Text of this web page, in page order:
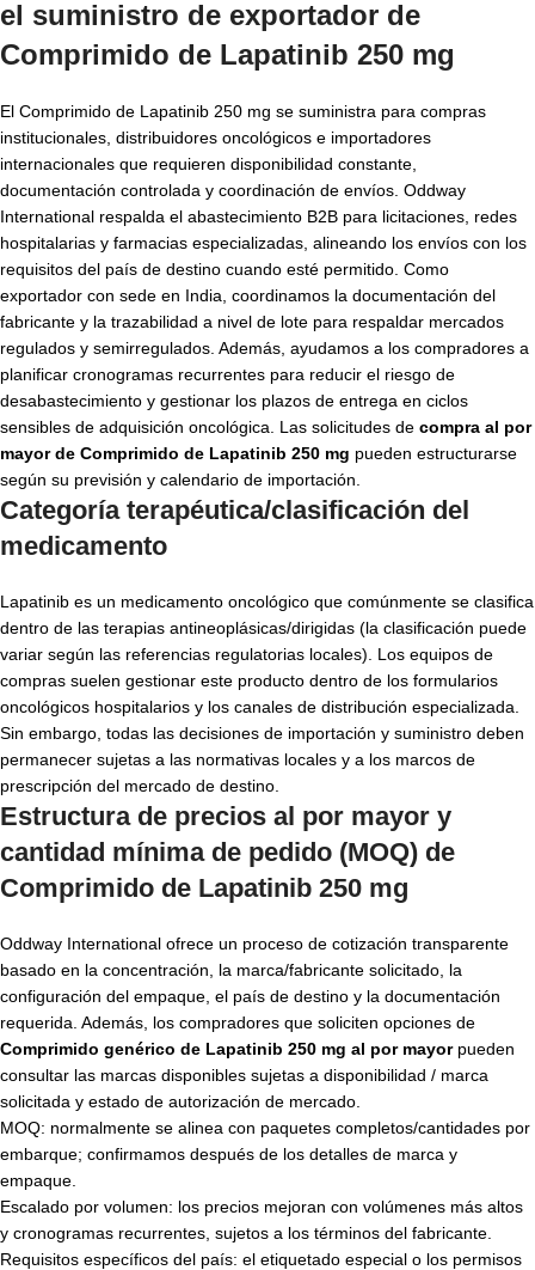
el suministro de exportador de
Comprimido de Lapatinib 250 mg
El Comprimido de Lapatinib 250 mg se suministra para compras
institucionales, distribuidores oncológicos e importadores
internacionales que requieren disponibilidad constante,
documentación controlada y coordinación de envíos. Oddway
International respalda el abastecimiento B2B para licitaciones, redes
hospitalarias y farmacias especializadas, alineando los envíos con los
requisitos del país de destino cuando esté permitido. Como
exportador con sede en India, coordinamos la documentación del
fabricante y la trazabilidad a nivel de lote para respaldar mercados
regulados y semirregulados. Además, ayudamos a los compradores a
planificar cronogramas recurrentes para reducir el riesgo de
desabastecimiento y gestionar los plazos de entrega en ciclos
sensibles de adquisición oncológica. Las solicitudes de compra al por
mayor de Comprimido de Lapatinib 250 mg pueden estructurarse
según su previsión y calendario de importación.
Categoría terapéutica/clasificación del
medicamento
Lapatinib es un medicamento oncológico que comúnmente se clasifica
dentro de las terapias antineoplásicas/dirigidas (la clasificación puede
variar según las referencias regulatorias locales). Los equipos de
compras suelen gestionar este producto dentro de los formularios
oncológicos hospitalarios y los canales de distribución especializada.
Sin embargo, todas las decisiones de importación y suministro deben
permanecer sujetas a las normativas locales y a los marcos de
prescripción del mercado de destino.
Estructura de precios al por mayor y
cantidad mínima de pedido (MOQ) de
Comprimido de Lapatinib 250 mg
Oddway International ofrece un proceso de cotización transparente
basado en la concentración, la marca/fabricante solicitado, la
configuración del empaque, el país de destino y la documentación
requerida. Además, los compradores que soliciten opciones de
Comprimido genérico de Lapatinib 250 mg al por mayorpueden
consultar las marcas disponibles sujetas a disponibilidad / marca
solicitada y estado de autorización de mercado.
MOQ: normalmente se alinea con paquetes completos/cantidades por
embarque; confirmamos después de los detalles de marca y
empaque.
Escalado por volumen: los precios mejoran con volúmenes más altos
y cronogramas recurrentes, sujetos a los términos del fabricante.
Requisitos específicos del país: el etiquetado especial o los permisos